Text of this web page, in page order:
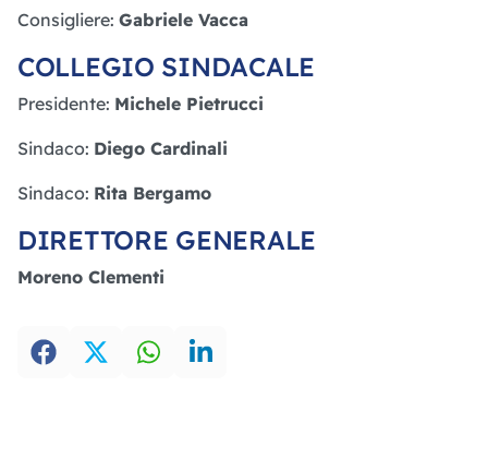
Consigliere: Gabriele Vacca
COLLEGIO SINDACALE
Presidente: Michele Pietrucci
Sindaco: Diego Cardinali
Sindaco: Rita Bergamo
DIRETTORE GENERALE
Moreno Clementi